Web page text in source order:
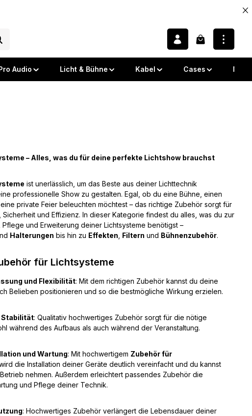
Warenkorb
Audio Licht & Bühne Kabel Cases
– Alles, was du für deine perfekte Lichtshow brauchst
ist unerlässlich, um das Beste aus deiner Lichttechnik
professionelle Show zu gestalten. Egal, ob du eine Bühne, einen
private Feier beleuchten möchtest – das richtige Zubehör sorgt für
und Effizienz. In dieser Kategorie findest du alles, was du zur
Pflege und Erweiterung deiner Lichtsysteme benötigst –
Halterungen bis hin zu Effekten Filtern und Bühnenzubehör.
für Lichtsysteme
und Flexibilität: Mit dem richtigen Zubehör kannst du deine
Belieben positionieren und so die bestmögliche Wirkung erzielen.
Stabilität: Qualitativ hochwertiges Zubehör sorgt für die nötige
während des Aufbaus als auch während der Veranstaltung.
und Wartung: Mit hochwertigem Zubehör für
die Installation deiner Geräte deutlich vereinfacht und du kannst
nehmen. Außerdem erleichtert passendes Zubehör die
und Pflege deiner Technik.
: Hochwertiges Zubehör verlängert die Lebensdauer deiner